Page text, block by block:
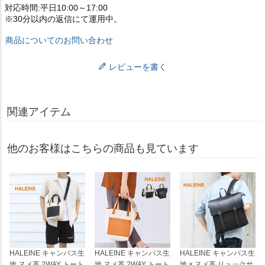
対応時間:平日10:00～17:00
※30分以内の返信にて運用中。
商品についてのお問い合わせ
レビューを書く
関連アイテム
他のお客様はこちらの商品も見ています
HALEINE キャンパス生
HALEINE キャンパス生
HALEINE キャンパス生